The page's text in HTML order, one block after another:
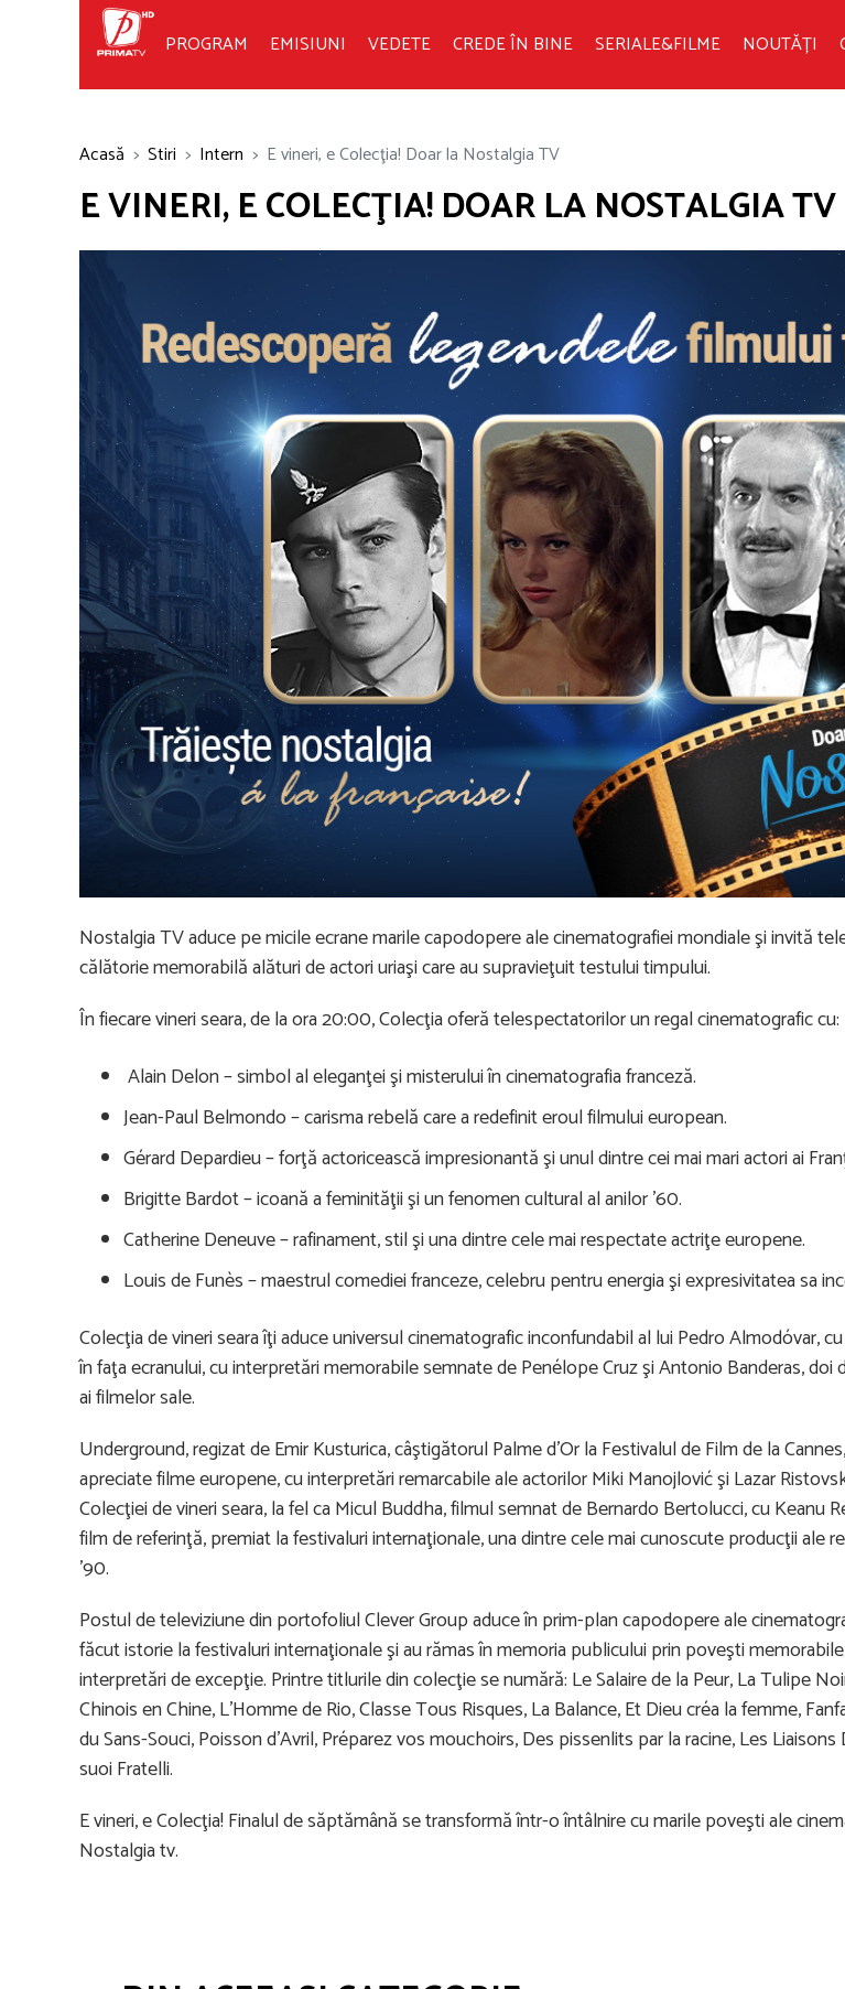
PROGRAM EMISIUNI VEDETE CREDE ÎN BINE SERIALE&FILME NOUTĂȚI
Acasă Stiri Intern E vineri, e Colecţia! Doar la Nostalgia TV
E VINERI, E COLECŢIA! DOAR LA NOSTALGIA TV
Nostalgia TV aduce pe micile ecrane marile capodopere ale cinematografiei mondiale şi invită
călătorie memorabilă alături de actori uriaşi care au supravieţuit testului timpului.
În fiecare vineri seara, de la ora 20:00, Colecţia oferă telespectatorilor un regal cinematografic cu:
Alain Delon – simbol al eleganţei şi misterului în cinematografia franceză.
Jean-Paul Belmondo – carisma rebelă care a redefinit eroul filmului european.
Gérard Depardieu – forţă actoricească impresionantă şi unul dintre cei mai mari actori ai
Brigitte Bardot – icoană a feminităţii şi un fenomen cultural al anilor ’60.
Catherine Deneuve – rafinament, stil şi una dintre cele mai respectate actriţe europene.
Louis de Funès – maestrul comediei franceze, celebru pentru energia şi expresivitatea sa
Colecţia de vineri seara îţi aduce universul cinematografic inconfundabil al lui Pedro Almodóvar,
în faţa ecranului, cu interpretări memorabile semnate de Penélope Cruz şi Antonio Banderas,
ai filmelor sale.
Underground, regizat de Emir Kusturica, câştigătorul Palme d’Or la Festivalul de Film de la
apreciate filme europene, cu interpretări remarcabile ale actorilor Miki Manojlović şi Lazar
Colecţiei de vineri seara, la fel ca Micul Buddha, filmul semnat de Bernardo Bertolucci, cu Keanu
film de referinţă, premiat la festivaluri internaţionale, una dintre cele mai cunoscute producţii ale
’90.
Postul de televiziune din portofoliul Clever Group aduce în prim-plan capodopere ale
făcut istorie la festivaluri internaţionale şi au rămas în memoria publicului prin poveşti
interpretări de excepţie. Printre titlurile din colecţie se numără: Le Salaire de la Peur, La Tulipe
Chinois en Chine, L’Homme de Rio, Classe Tous Risques, La Balance, Et Dieu créa la femme,
du Sans-Souci, Poisson d’Avril, Préparez vos mouchoirs, Des pissenlits par la racine, Les
suoi Fratelli.
E vineri, e Colecţia! Finalul de săptămână se transformă într-o întâlnire cu marile poveşti ale
Nostalgia tv.